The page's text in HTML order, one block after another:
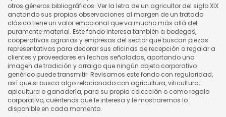
otros géneros bibliográficos. Ver la letra de un agricultor del siglo XIX
anotando sus propias observaciones al margen de un tratado
clásico tiene un valor emocional que va mucho más allá del
puramente material. Este fondo interesa también a bodegas,
cooperativas agrarias y empresas del sector que buscan piezas
representativas para decorar sus oficinas de recepción o regalar a
clientes y proveedores en fechas señaladas, aportando una
imagen de tradición y arraigo que ningún objeto corporativo
genérico puede transmitir. Revisamos este fondo con regularidad,
así que si busca algo relacionado con agricultura, viticultura,
apicultura o ganadería, para su propia colección o como regalo
corporativo, cuéntenos qué le interesa y le mostraremos lo
disponible en cada momento.